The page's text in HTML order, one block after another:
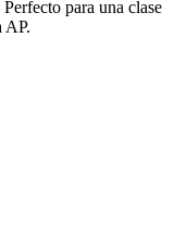
para una clase
AP.